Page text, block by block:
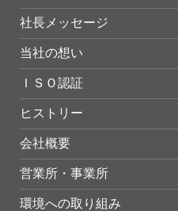
社長メッセージ
当社の想い
ＩＳＯ認証
ヒストリー
会社概要
営業所・事業所
環境への取り組み